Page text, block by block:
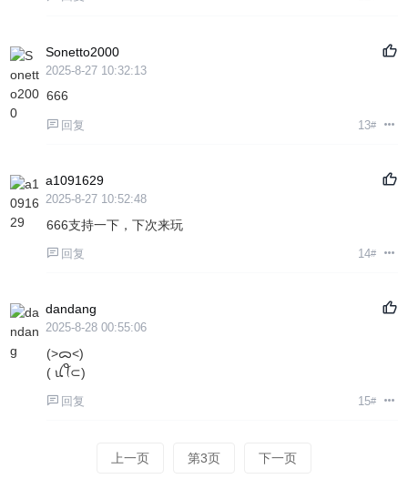
Sonetto2000
2025-8-27 10:32:13
666
回复 13#
a1091629
2025-8-27 10:52:48
666支持一下，下次来玩
回复 14#
dandang
2025-8-28 00:55:06
(>ᯅ<)
( ꪊꪻ⊂)
回复 15#
上一页 第3页 下一页